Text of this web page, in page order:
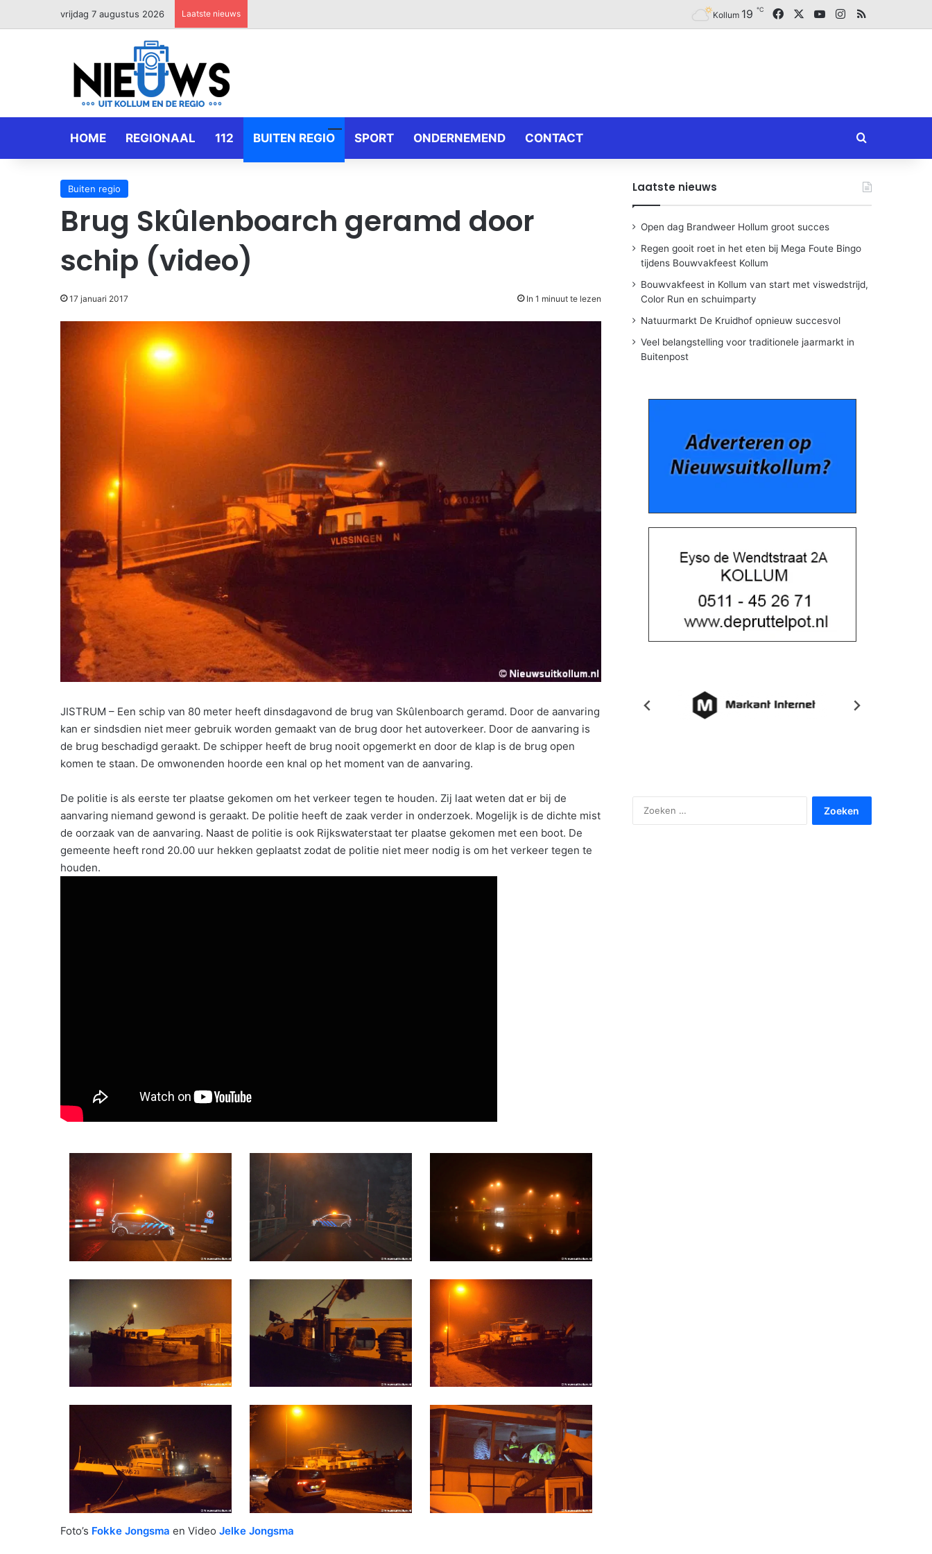
vrijdag 7 augustus 2026 Laatste nieuws Kollum 19 ℃ FacebookYouTubeInstagram
RSS
HOME REGIONAAL 112 BUITEN REGIO SPORT ONDERNEMEND CONTACT Zoeken naar
Buiten regio
Brug Skûlenboarch geramd door
schip (video)
17 januari 2017 In 1 minuut te lezen
JISTRUM – Een schip van 80 meter heeft dinsdagavond de brug van Skûlenboarch geramd. Door de aanvaring
kan er sindsdien niet meer gebruik worden gemaakt van de brug door het autoverkeer. Door de aanvaring is
de brug beschadigd geraakt. De schipper heeft de brug nooit opgemerkt en door de klap is de brug open
komen te staan. De omwonenden hoorde een knal op het moment van de aanvaring.
De politie is als eerste ter plaatse gekomen om het verkeer tegen te houden. Zij laat weten dat er bij de
aanvaring niemand gewond is geraakt. De politie heeft de zaak verder in onderzoek. Mogelijk is de dichte mist
de oorzaak van de aanvaring. Naast de politie is ook Rijkswaterstaat ter plaatse gekomen met een boot. De
gemeente heeft rond 20.00 uur hekken geplaatst zodat de politie niet meer nodig is om het verkeer tegen te
houden.
Foto’s Fokke Jongsma en Video Jelke Jongsma
Laatste nieuws
Open dag Brandweer Hollum groot succes
Regen gooit roet in het eten bij Mega Foute Bingo
tijdens Bouwvakfeest Kollum
Bouwvakfeest in Kollum van start met viswedstrijd,
Color Run en schuimparty
Natuurmarkt De Kruidhof opnieuw succesvol
Veel belangstelling voor traditionele jaarmarkt in
Buitenpost
naar: